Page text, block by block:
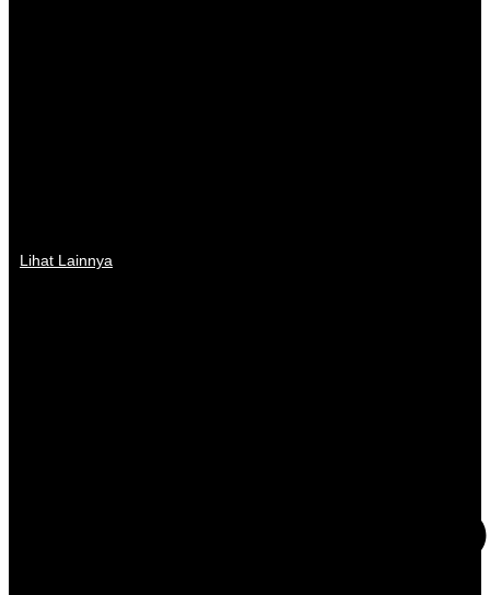
Lihat Lainnya